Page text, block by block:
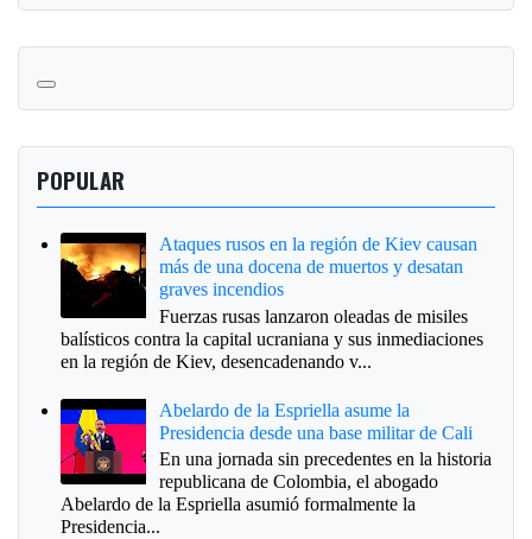
POPULAR
Ataques rusos en la región de Kiev causan
más de una docena de muertos y desatan
graves incendios
Fuerzas rusas lanzaron oleadas de misiles
balísticos contra la capital ucraniana y sus inmediaciones
en la región de Kiev, desencadenando v...
Abelardo de la Espriella asume la
Presidencia desde una base militar de Cali
En una jornada sin precedentes en la historia
republicana de Colombia, el abogado
Abelardo de la Espriella asumió formalmente la
Presidencia...